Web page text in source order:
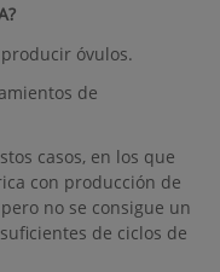
óvulos.
de
casos, en los que
con producción de
no se consigue un
de ciclos de